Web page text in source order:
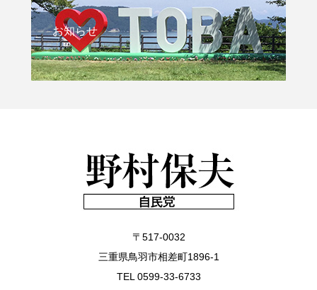
お知らせ
〒517-0032
三重県鳥羽市相差町1896-1
TEL 0599-33-6733